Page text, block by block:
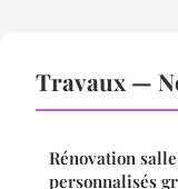
Travaux —
Rénovation
personnalisés